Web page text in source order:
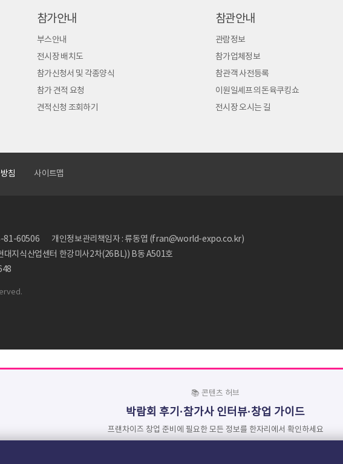
참가안내
부스안내
전시장 배치도
참가신청서 및 각종양식
참가 견적 요청
견적신청 조회하기
참관안내
관람정보
참가업체정보
참관객 사전등록
이원일셰프의 돈육쿠킹쇼
전시장 오시는 길
침 사이트맵
81-60506
개인정보관리책임자 : 류동엽 (fran@world-expo.co.kr)
대지식산업센터 한강미사2차(26BL)) B동 A501호
📚 콘텐츠 허브
박람회 후기·참가사 인터뷰·창업 가이드
프랜차이즈 창업 준비에 필요한 모든 정보를 한자리에서 확인하세요